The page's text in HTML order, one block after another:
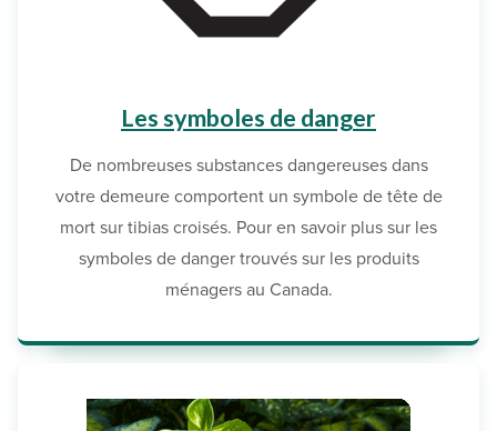
Les symboles de danger
De nombreuses substances dangereuses dans
votre demeure comportent un symbole de tête de
mort sur tibias croisés. Pour en savoir plus sur les
symboles de danger trouvés sur les produits
ménagers au Canada.